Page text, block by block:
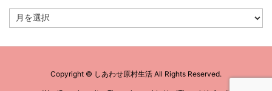
Archives
Copyright © しあわせ原村生活 All Rights Reserved.